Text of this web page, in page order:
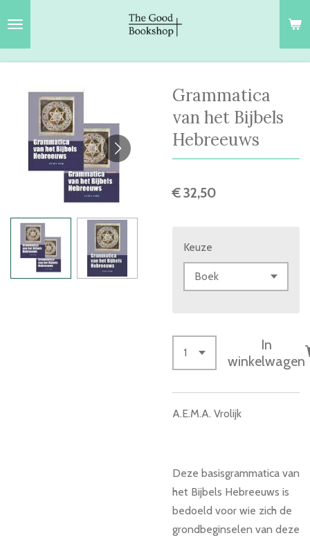
hoofdinhoud
Grammatica
van het Bijbels
Hebreeuws
€ 32,50
Keuze
In
winkelwagen
A.E.M.A. Vrolijk
Deze basisgrammatica van
het Bijbels Hebreeuws is
bedoeld voor wie zich de
grondbeginselen van deze